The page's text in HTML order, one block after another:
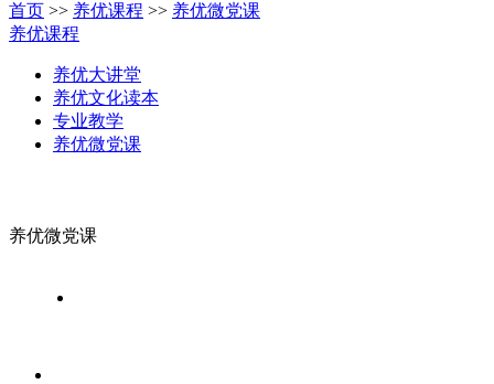
首页 >> 养优课程 >> 养优微党课
养优课程
养优大讲堂
养优文化读本
专业教学
养优微党课
养优微党课